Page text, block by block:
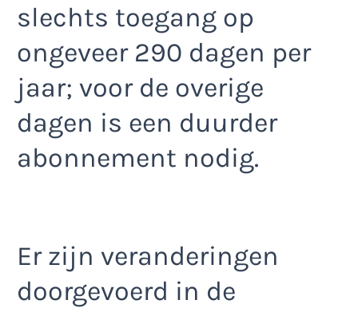
slechts toegang op
ongeveer 290 dagen per
jaar; voor de overige
dagen is een duurder
abonnement nodig.
Er zijn veranderingen
doorgevoerd in de